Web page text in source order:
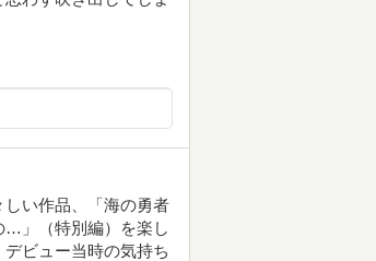
い作品、「海の勇者
…」（特別編）を楽し
ビュー当時の気持ち